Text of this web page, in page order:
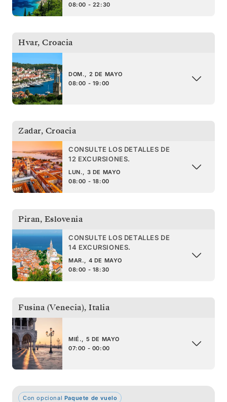
08:00 - 22:30
Hvar, Croacia
DOM., 2 DE MAYO
08:00 - 19:00
Zadar, Croacia
CONSULTE LOS DETALLES DE
12 EXCURSIONES.
LUN., 3 DE MAYO
08:00 - 18:00
Piran, Eslovenia
CONSULTE LOS DETALLES DE
14 EXCURSIONES.
MAR., 4 DE MAYO
08:00 - 18:30
Fusina (Venecia), Italia
MIÉ., 5 DE MAYO
07:00 - 00:00
Con opcional Paquete de vuelo